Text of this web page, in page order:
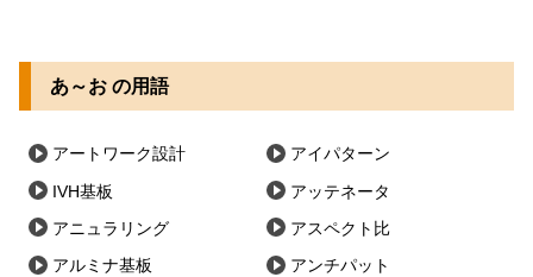
あ～お の用語
アートワーク設計 アイパターン
IVH基板 アッテネータ
アニュラリング アスペクト比
アルミナ基板 アンチパット